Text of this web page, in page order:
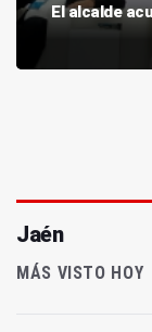
El alcalde
Jaén
MÁS VISTO HOY